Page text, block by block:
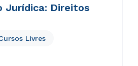
Jurídica: Direitos
Livres